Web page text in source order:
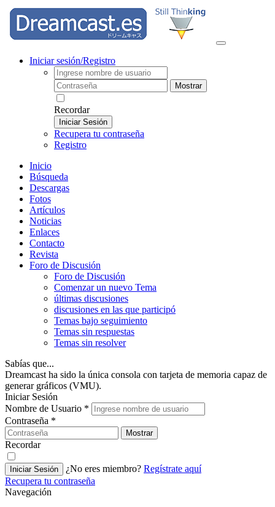
Iniciar sesión/Registro
Mostrar
Recordar
Iniciar Sesión
Recupera tu contraseña
Registro
Inicio
Búsqueda
Descargas
Fotos
Artículos
Noticias
Enlaces
Contacto
Revista
Foro de Discusión
Foro de Discusión
Comenzar un nuevo Tema
últimas discusiones
discusiones en las que participó
Temas bajo seguimiento
Temas sin respuestas
Temas sin resolver
Sabías que...
Dreamcast ha sido la única consola con tarjeta de memoria capaz de
generar gráficos (VMU).
Iniciar Sesión
Nombre de Usuario *
Contraseña *
Mostrar
Recordar
Iniciar Sesión ¿No eres miembro? Regístrate aquí
Recupera tu contraseña
Navegación